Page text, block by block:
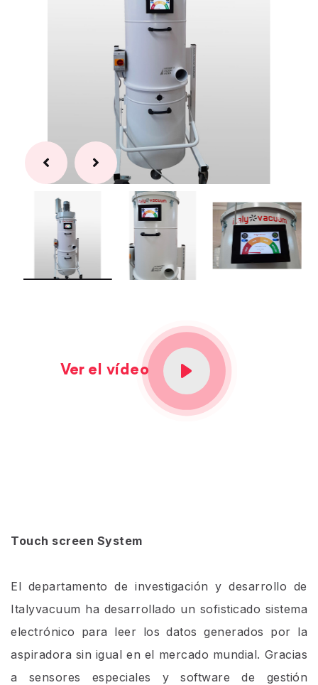
Ver el vídeo
Touch screen System
El departamento de investigación y desarrollo de
Italyvacuum ha desarrollado un sofisticado sistema
electrónico para leer los datos generados por la
aspiradora sin igual en el mercado mundial. Gracias
a sensores especiales y software de gestión